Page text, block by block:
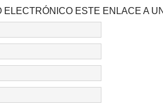
ELECTRÓNICO ESTE ENLACE A